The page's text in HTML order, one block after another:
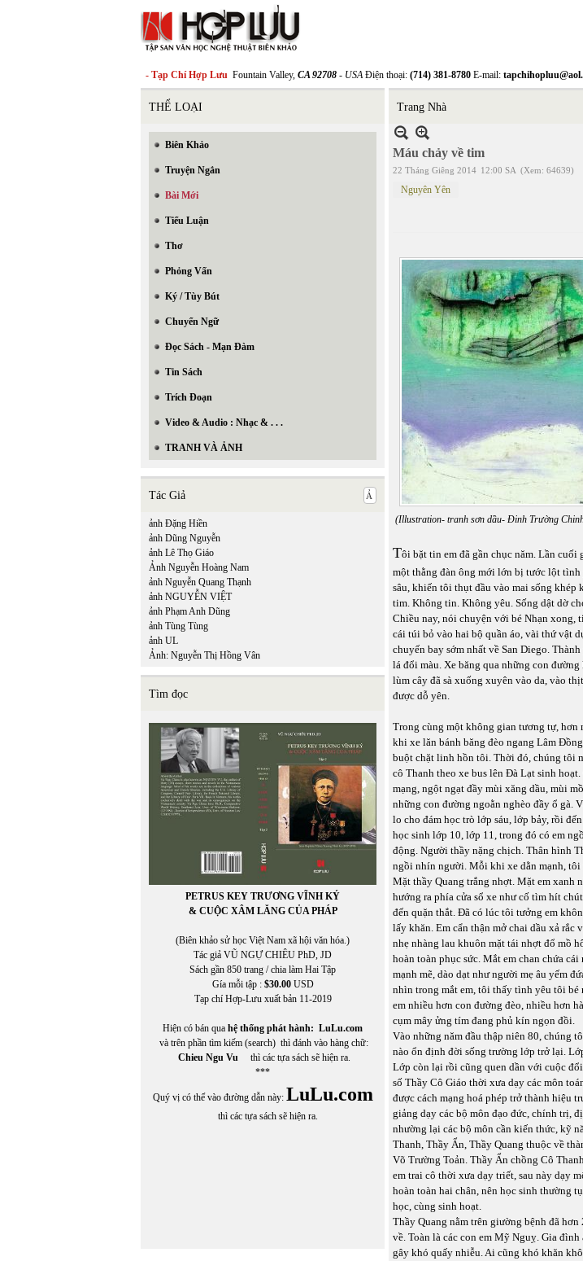
- Tạp Chí Hợp Lưu Fountain Valley, CA 92708 - USAĐiện thoại: (714) 381-8780 E-mail:
THỂ LOẠI
Biên Khảo
Truyện Ngắn
Bài Mới
Tiểu Luận
Thơ
Phỏng Vấn
Ký / Tùy Bút
Chuyển Ngữ
Đọc Sách - Mạn Đàm
Tin Sách
Trích Đoạn
Video & Audio : Nhạc & . . .
TRANH VÀ ẢNH
Tác Giả
ảnh Đặng Hiền
ảnh Dũng Nguyễn
ảnh Lê Thọ Giáo
Ảnh Nguyễn Hoàng Nam
ảnh Nguyễn Quang Thạnh
ảnh NGUYỄN VIỆT
ảnh Phạm Anh Dũng
ảnh Tùng Tùng
ảnh UL
Ảnh: Nguyễn Thị Hồng Vân
Tìm đọc
PETRUS KEY TRƯƠNG VĨNH KÝ
& CUỘC XÂM LĂNG CỦA PHÁP
(Biên khảo sử học Việt Nam xã hội văn hóa.)
Tác giả VŨ NGỰ CHIÊU PhD, JD
Sách gần 850 trang / chia làm Hai Tập
Gía mỗi tập : $30.00USD
Tạp chí Hợp-Lưu xuất bản 11-2019
Hiện có bán qua hệ thống phát hành: LuLu.com
và trên phần tìm kiếm (search) thì đánh vào hàng chữ:
Chieu Ngu Vu thì các tựa sách sẽ hiện ra.
***
Quý vị có thể vào đường dẫn này: LuLu.com
thì các tựa sách sẽ hiện ra.
Trang Nhà
Máu chảy về tim
22 Tháng Giêng 2014 12:00 SA (Xem: 64639)
Nguyên Yên
(Illustration- tranh sơn dầu- Đinh Trường
Tôi bặt tin em đã gần chục năm. Lần
một thằng đàn ông mới lớn bị tước lột tình
sâu, khiến tôi thụt đầu vào mai sống khép
tim. Không tin. Không yêu. Sống dật dờ
Chiều nay, nói chuyện với bé Nhạn
cái túi bỏ vào hai bộ quần áo, vài thứ vật
chuyến bay sớm nhất về San Diego.
lá đổi màu. Xe băng qua những con
lùm cây đã sà xuống xuyên vào da, vào
được dỗ yên.
Trong cùng một không gian tương tự, hơn
khi xe lăn bánh băng đèo ngang Lâm
buột chặt linh hồn tôi. Thời đó, chúng tôi
cô Thanh theo xe bus lên Đà Lạt sinh
mạng, ngột ngạt đầy mùi xăng dầu, mùi
những con đường ngoằn nghèo đầy ổ gà.
lo cho đám học trò lớp sáu, lớp bảy, rồi
học sinh lớp 10, lớp 11, trong đó có em
động. Người thầy nặng chịch. Thân hình
ngồi nhín người. Mỗi khi xe dằn mạnh, tôi
Mặt thầy Quang trắng nhợt. Mặt em xanh
hướng ra phía cửa sổ xe như cố tìm hít
đến quặn thắt. Đã có lúc tôi tưởng em
lấy khăn. Em cẩn thận mở chai dầu xả rắc
nhẹ nhàng lau khuôn mặt tái nhợt đổ mồ
hoàn toàn phục sức. Mắt em chan chứa
mạnh mẽ, dào dạt như người mẹ âu yếm
nhìn trong mắt em, tôi thấy tình yêu tôi
em nhiều hơn con đường đèo, nhiều hơn
cụm mây ửng tím đang phủ kín ngọn đồi.
Vào những năm đầu thập niên 80, chúng
nào ổn định đời sống trường lớp trở lại.
Lớp còn lại rồi cũng quen dần với cuộc
số Thầy Cô Giáo thời xưa dạy các môn
được cách mạng hoá phép trở thành hiệu
giảng dạy các bộ môn đạo đức, chính trị,
nhường lại các bộ môn cần kiến thức, kỹ
Thanh, Thầy Ẩn, Thầy Quang thuộc về
Võ Trường Toản. Thầy Ẩn chồng Cô
em trai cô thời xưa dạy triết, sau này dạy
hoàn toàn hai chân, nên học sinh thường
học, cùng sinh hoạt.
Thầy Quang nằm trên giường bệnh đã
về. Toàn là các con em Mỹ Nguỵ. Gia
gây khó quấy nhiễu. Ai cũng khó khăn